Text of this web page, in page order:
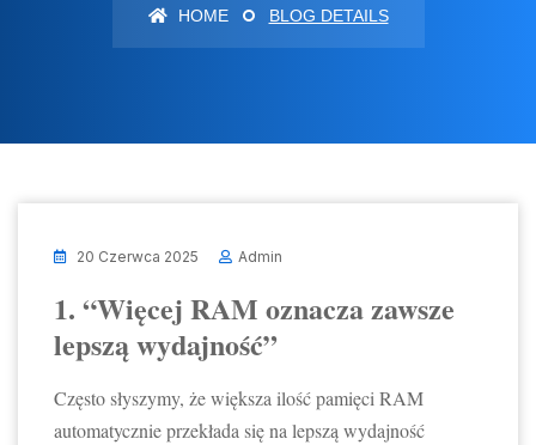
HOME BLOG DETAILS
20 Czerwca 2025 Admin
1. “Więcej RAM oznacza zawsze
lepszą wydajność”
Często słyszymy, że większa ilość pamięci RAM
automatycznie przekłada się na lepszą wydajność